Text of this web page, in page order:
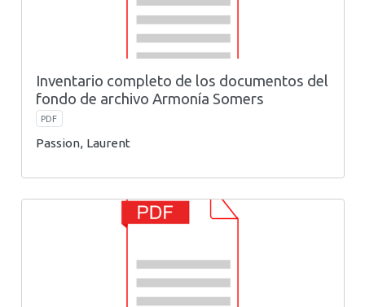
Inventario completo de los documentos del
fondo de archivo Armonía Somers
PDF
Passion, Laurent